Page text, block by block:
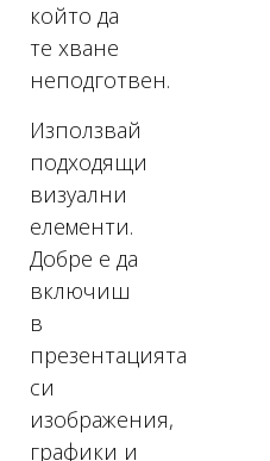
който да
те хване
неподготвен.
Използвай
подходящи
визуални
елементи.
Добре е да
включиш
в
презентацията
си
изображения,
графики и